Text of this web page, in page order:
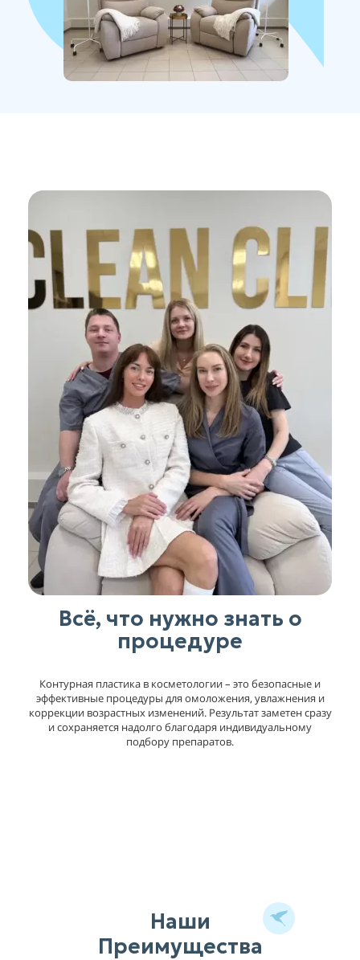
Всё, что нужно знать о
процедуре
Контурная пластика в косметологии – это безопасные и
эффективные процедуры для омоложения, увлажнения и
коррекции возрастных изменений. Результат заметен сразу
и сохраняется надолго благодаря индивидуальному
подбору препаратов.
Наши
Преимущества